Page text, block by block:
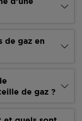
de gaz en
de gaz ?